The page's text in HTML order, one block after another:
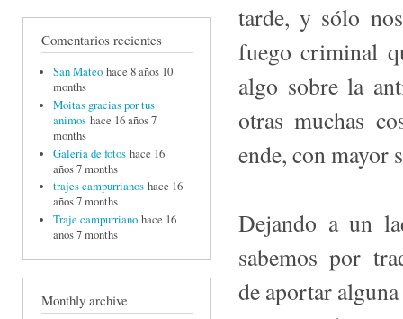
Comentarios recientes
San Mateo hace 8 años 10
months
Moitas gracias por tus
animos hace 16 años 7
months
Galería de fotos hace 16
años 7 months
trajes campurrianos hace 16
años 7 months
Traje campurriano hace 16
años 7 months
Monthly archive
tarde, y sólo
fuego criminal
algo sobre la
otras muchas
ende, con mayor
Dejando a un
sabemos por
de aportar